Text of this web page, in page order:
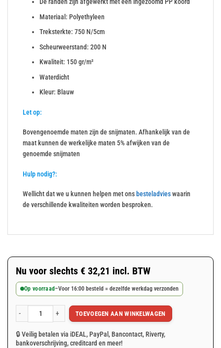
De randen zijn afgewerkt met een ingezoomd PP koord
Materiaal: Polyethyleen
Treksterkte: 750 N/5cm
Scheurweerstand: 200 N
Kwaliteit: 150 gr/m²
Waterdicht
Kleur: Blauw
Let op:
Bovengenoemde maten zijn de snijmaten. Afhankelijk van de
maat kunnen de werkelijke maten 5% afwijken van de
genoemde snijmaten
Hulp nodig?:
Wellicht dat we u kunnen helpen met ons besteladvieswaarin
de verschillende kwaliteiten worden besproken.
Nu voor slechts € 32,21 incl. BTW
Op voorraad –Voor 16:00 besteld = dezelfde werkdag verzonden
Groen afdekzeil 4x8m 150gr/m² aantalTOEVOEGEN AAN WINKELWAGEN
🔒 Veilig betalen via iDEAL, PayPal, Bancontact, Riverty,
bankoverschrijving, creditcard en meer!